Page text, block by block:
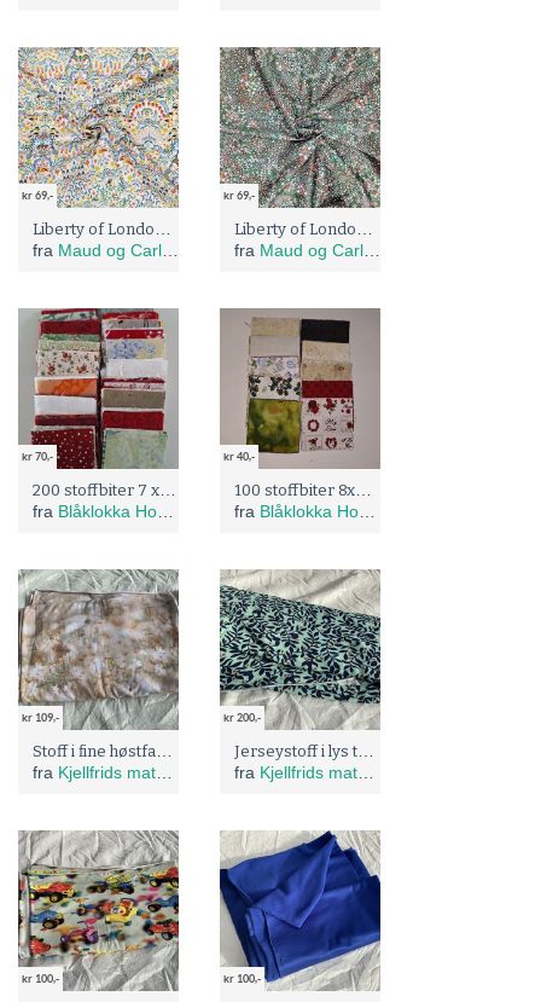
kr 69,-
fra Maud og Carlas stoffer
kr 69,-
fra Maud og Carlas stoffer
kr 70,-
fra Blåklokka Hobby
kr 40,-
fra Blåklokka Hobby
kr 109,-
fra Kjellfrids materiell og brukt
kr 200,-
fra Kjellfrids materiell og brukt
kr 100,- kr 100,-